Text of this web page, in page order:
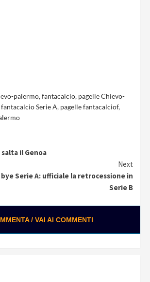
palermo,fantacalcio, pagelle Chievo-
fantacalcio Serie A, pagelle fantacalciof,
il Genoa
Next
Serie A: ufficiale la retrocessione in
Serie B
/ VAI AI COMMENTI